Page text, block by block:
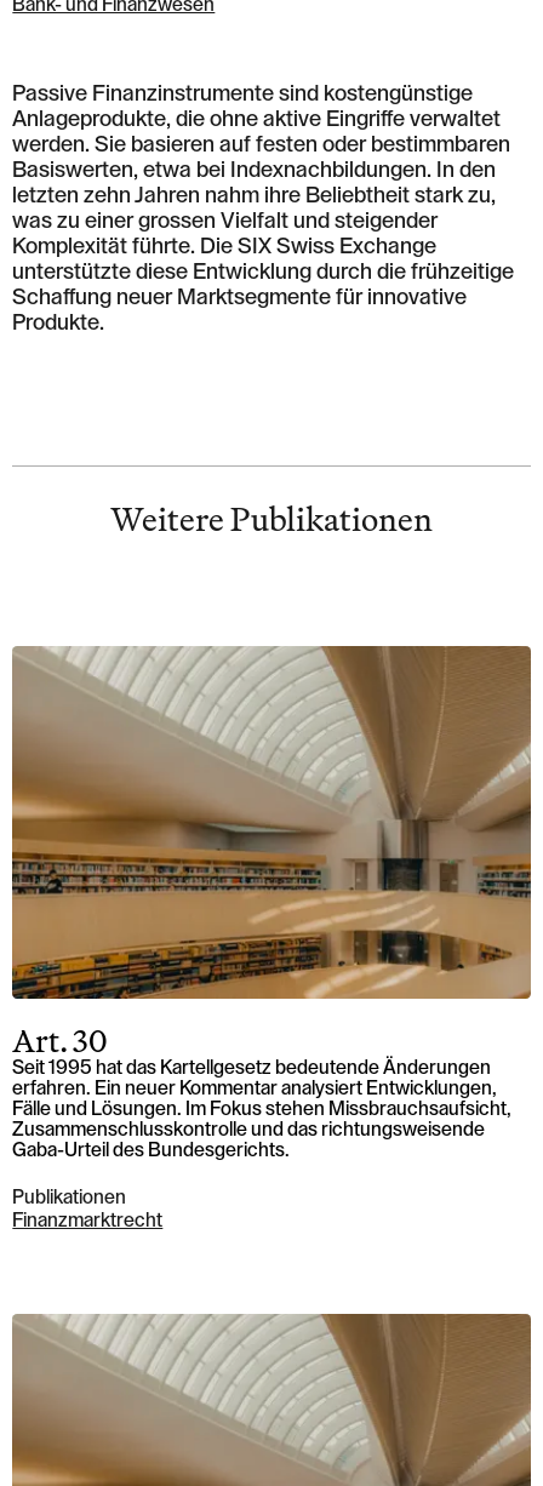
Bank- und Finanzwesen
Passive Finanzinstrumente sind kostengünstige
Anlageprodukte, die ohne aktive Eingriffe verwaltet
werden. Sie basieren auf festen oder bestimmbaren
Basiswerten, etwa bei Indexnachbildungen. In den
letzten zehn Jahren nahm ihre Beliebtheit stark zu,
was zu einer grossen Vielfalt und steigender
Komplexität führte. Die SIX Swiss Exchange
unterstützte diese Entwicklung durch die frühzeitige
Schaffung neuer Marktsegmente für innovative
Produkte.
Weitere Publikationen
Art. 30
Seit 1995 hat das Kartellgesetz bedeutende Änderungen
erfahren. Ein neuer Kommentar analysiert Entwicklungen,
Fälle und Lösungen. Im Fokus stehen Missbrauchsaufsicht,
Zusammenschlusskontrolle und das richtungsweisende
Gaba-Urteil des Bundesgerichts.
Publikationen
Finanzmarktrecht